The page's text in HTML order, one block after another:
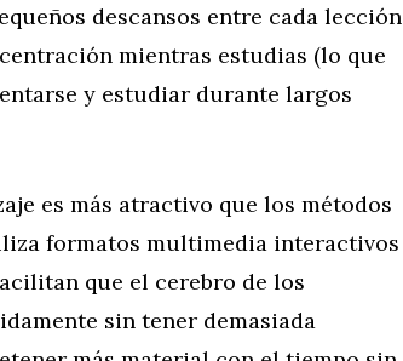
descansos entre cada lección
mientras estudias (lo que
y estudiar durante largos
es más atractivo que los métodos
formatos multimedia interactivos
que el cerebro de los
sin tener demasiada